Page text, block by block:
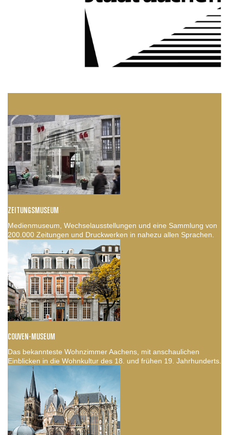
ZEITUNGSMUSEUM
Medienmuseum, Wechselausstellungen und eine Sammlung von
200.000 Zeitungen und Druckwerken in nahezu allen Sprachen.
COUVEN-MUSEUM
Das bekannteste Wohnzimmer Aachens, mit anschaulichen
Einblicken in die Wohnkultur des 18. und frühen 19. Jahrhunderts.